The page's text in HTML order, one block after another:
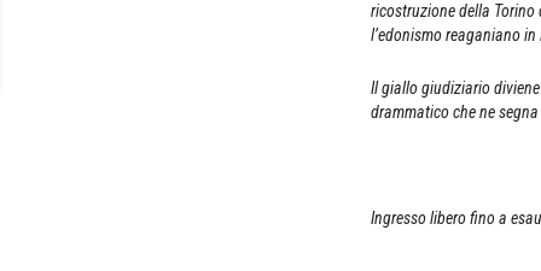
ricostruzione della
l’edonismo reaganiano
Il giallo giudiziario
drammatico che ne
Ingresso libero fino a